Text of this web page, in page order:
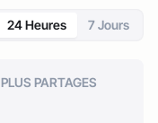
24 Heures 7 Jours
PLUS PARTAGES